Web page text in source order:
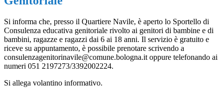
Si informa che, presso il Quartiere Navile, è aperto lo Sportello di
Consulenza educativa genitoriale rivolto ai genitori di bambine e di
bambini, ragazze e ragazzi dai 6 ai 18 anni. Il servizio è gratuito e
riceve su appuntamento, è possibile prenotare scrivendo a
consulenzagenitorinavile@comune.bologna.it oppure telefonando ai
numeri 051 2197273/3392002224.
Si allega volantino informativo.